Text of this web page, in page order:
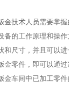
金技术人员需要掌
备的工作原理和操
和尺寸，并且可以
金零件，即可以通
金车间中已加工零